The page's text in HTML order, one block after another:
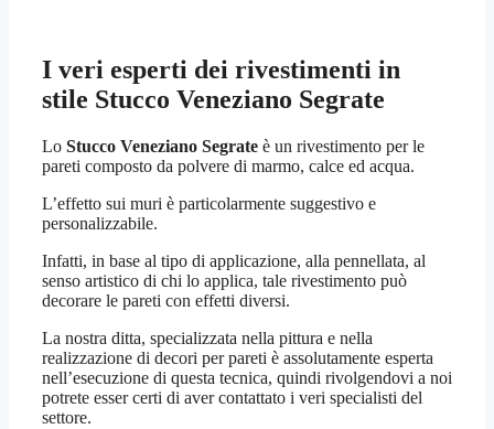
I veri esperti dei rivestimenti in
stile Stucco Veneziano Segrate
Lo Stucco Veneziano Segrate è un rivestimento per le
pareti composto da polvere di marmo, calce ed acqua.
L’effetto sui muri è particolarmente suggestivo e
personalizzabile.
Infatti, in base al tipo di applicazione, alla pennellata, al
senso artistico di chi lo applica, tale rivestimento può
decorare le pareti con effetti diversi.
La nostra ditta, specializzata nella pittura e nella
realizzazione di decori per pareti è assolutamente esperta
nell’esecuzione di questa tecnica, quindi rivolgendovi a noi
potrete esser certi di aver contattato i veri specialisti del
settore.